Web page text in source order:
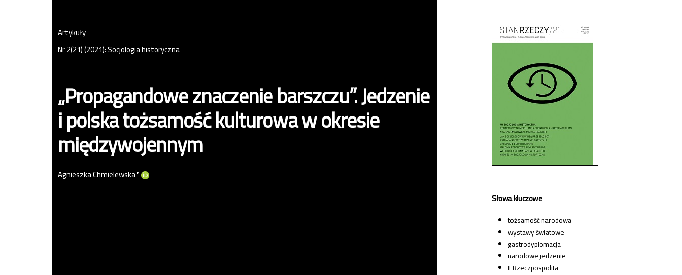
Artykuły
Nr 2(21) (2021): Socjologia historyczna
„Propagandowe znaczenie barszczu”. Jedzenie
i polska tożsamość kulturowa w okresie
międzywojennym
Agnieszka Chmielewska▸
Cover image
Słowa kluczowe
tożsamość narodowa
wystawy światowe
gastrodyplomacja
narodowe jedzenie
II Rzeczpospolita